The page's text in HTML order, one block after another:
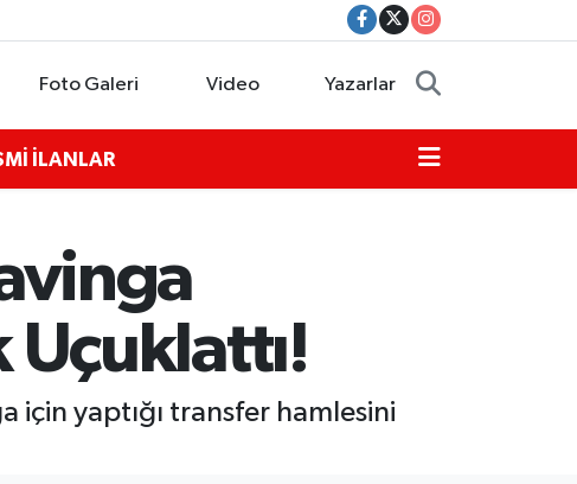
Foto Galeri Video Yazarlar
İLANLAR
için yaptığı transfer hamlesini